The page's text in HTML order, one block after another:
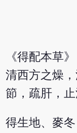
《得配本草
清西方之燥
節，疏肝，止
得生地、麥